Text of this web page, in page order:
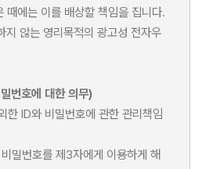
에는 이를 배상할 책임을 집니다.
않는 영리목적의 광고성 전자우
번호에 대한 의무)
ID와 비밀번호에 관한 관리책임
밀번호를 제3자에게 이용하게 해